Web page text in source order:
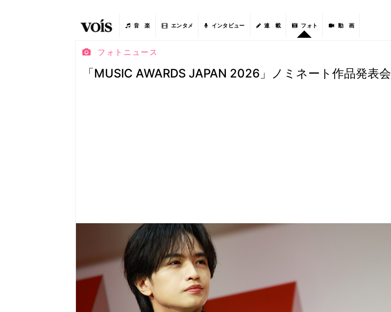
音 楽 エンタメ インタビュー 連 載 フォト 動 画
フォトニュース
「MUSIC AWARDS JAPAN 2026」ノミネート作品発表会